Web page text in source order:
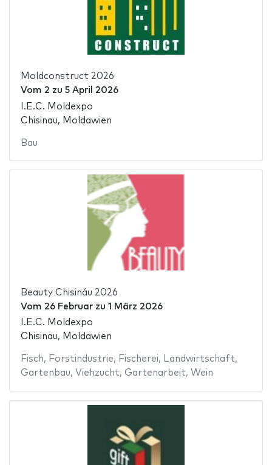
Moldconstruct 2026
Vom 2 zu 5 April 2026
I.E.C. Moldexpo
Chisinau, Moldawien
Bau
Beauty Chisináu 2026
Vom 26 Februarzu 1 März 2026
I.E.C. Moldexpo
Chisinau, Moldawien
Fisch, Forstindustrie, Fischerei, Landwirtschaft,
Gartenbau, Viehzucht, Gartenarbeit, Wein